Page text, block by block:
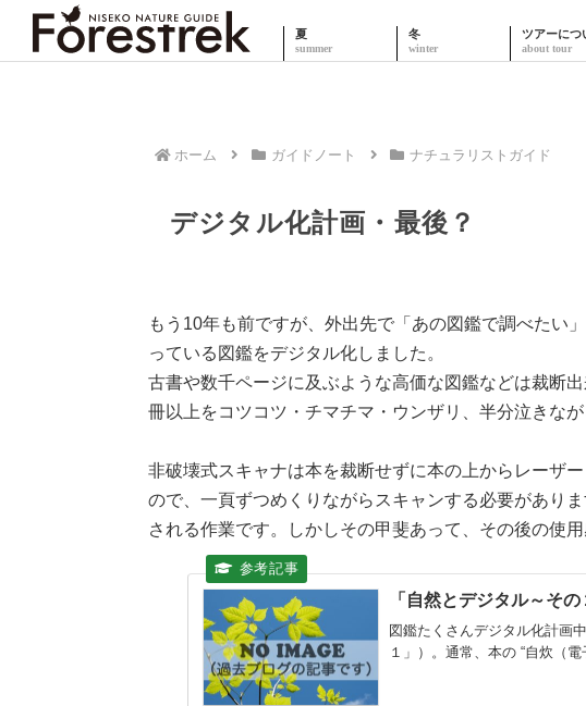
夏 冬 ツアーにつ
ホーム ガイドノート ナチュラリストガイド
デジタル化計画・最後？
もう10年も前ですが、外出先で「あの図鑑で調べたい
っている図鑑をデジタル化しました。
古書や数千ページに及ぶような高価な図鑑などは裁断
冊以上をコツコツ・チマチマ・ウンザリ、半分泣きなが
非破壊式スキャナは本を裁断せずに本の上からレーザ
ので、一頁ずつめくりながらスキャンする必要があり
される作業です。しかしその甲斐あって、その後の使用
「自然とデジタル～その
図鑑たくさんデジタル化計画
１」）。通常、本の “自炊（